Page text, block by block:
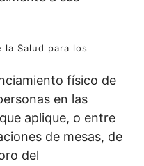
Salud para los
físico de
en las
aplique, o entre
de mesas, de
del